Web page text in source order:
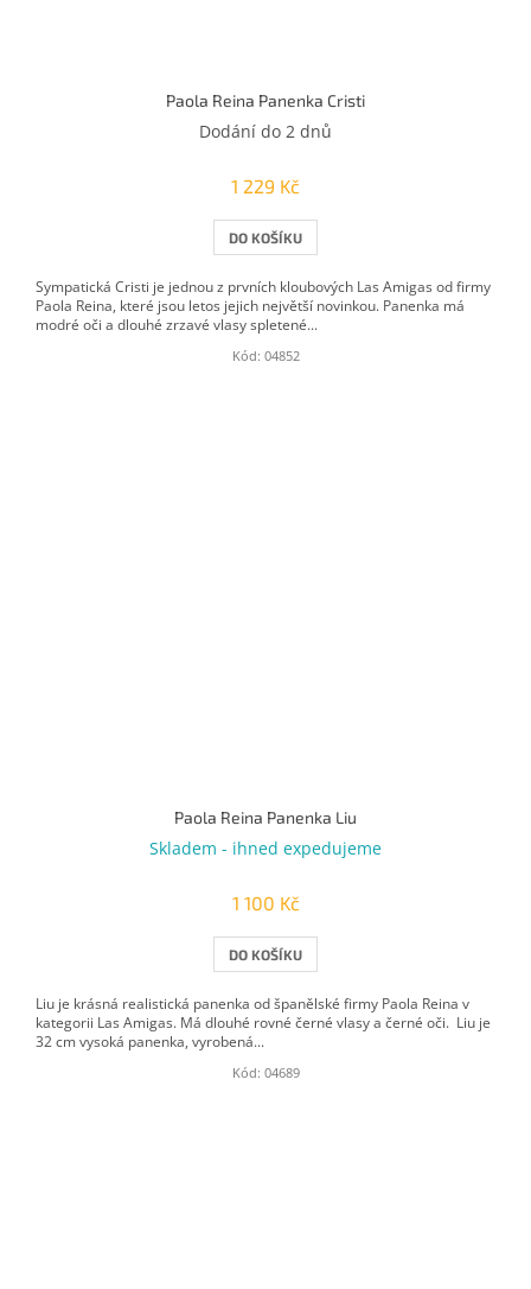
Paola Reina Panenka Cristi
Dodání do 2 dnů
1 229 Kč
DO KOŠÍKU
Sympatická Cristi je jednou z prvních kloubových Las Amigas od firmy
Paola Reina, které jsou letos jejich největší novinkou. Panenka má
modré oči a dlouhé zrzavé vlasy spletené...
Kód: 04852
Paola Reina Panenka Liu
Skladem - ihned expedujeme
1 100 Kč
DO KOŠÍKU
Liu je krásná realistická panenka od španělské firmy Paola Reina v
kategorii Las Amigas. Má dlouhé rovné černé vlasy a černé oči. Liu je
32 cm vysoká panenka, vyrobená...
Kód: 04689